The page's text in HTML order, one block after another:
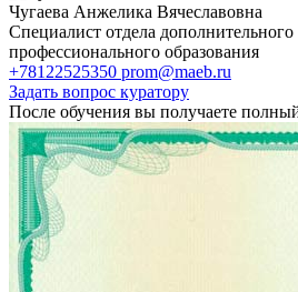
Чугаева Анжелика Вячеславовна
Специалист отдела дополнительного
профессионального образования
+78122525350 prom@maeb.ru
Задать вопрос куратору
После обучения вы получаете